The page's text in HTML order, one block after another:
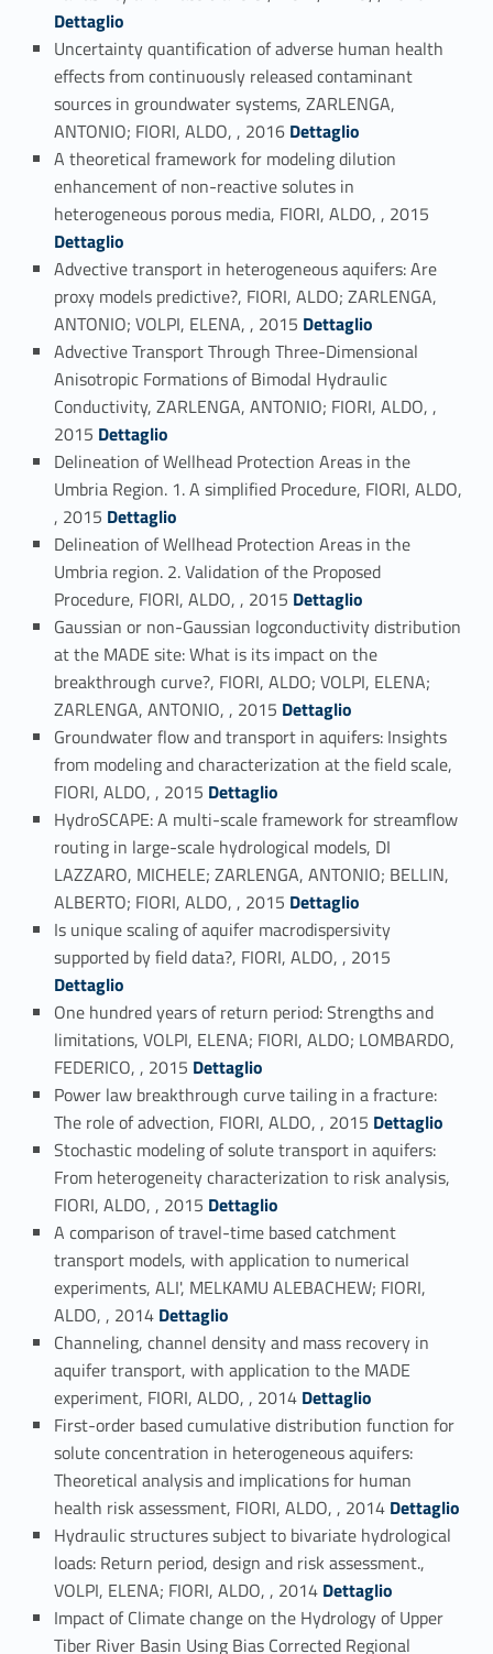
Dettaglio
Uncertainty quantification of adverse human health
effects from continuously released contaminant
sources in groundwater systems, ZARLENGA,
ANTONIO; FIORI, ALDO, , 2016 Link identifier #identifier_person_116514-63
Dettaglio
A theoretical framework for modeling dilution
enhancement of non-reactive solutes in
heterogeneous porous media, FIORI, ALDO, , 2015
Dettaglio
Advective transport in heterogeneous aquifers: Are
proxy models predictive?, FIORI, ALDO; ZARLENGA,
ANTONIO; VOLPI, ELENA, , 2015 Link identifier #identifier_person_84487-65
Dettaglio
Advective Transport Through Three-Dimensional
Anisotropic Formations of Bimodal Hydraulic
Conductivity, ZARLENGA, ANTONIO; FIORI, ALDO, ,
2015 Link identifier #identifier_person_22834-66
Dettaglio
Delineation of Wellhead Protection Areas in the
Umbria Region. 1. A simplified Procedure, FIORI, ALDO,
, 2015 Link identifier #identifier_person_11838-67
Dettaglio
Delineation of Wellhead Protection Areas in the
Umbria region. 2. Validation of the Proposed
Procedure, FIORI, ALDO, , 2015 Link identifier #identifier_person_169620-68
Dettaglio
Gaussian or non-Gaussian logconductivity distribution
at the MADE site: What is its impact on the
breakthrough curve?, FIORI, ALDO; VOLPI, ELENA;
ZARLENGA, ANTONIO, , 2015 Link identifier #identifier_person_59017-69
Dettaglio
Groundwater flow and transport in aquifers: Insights
from modeling and characterization at the field scale,
FIORI, ALDO, , 2015 Link identifier #identifier_person_83962-70
Dettaglio
HydroSCAPE: A multi-scale framework for streamflow
routing in large-scale hydrological models, DI
LAZZARO, MICHELE; ZARLENGA, ANTONIO; BELLIN,
ALBERTO; FIORI, ALDO, , 2015 Link identifier #identifier_person_106363-71
Dettaglio
Is unique scaling of aquifer macrodispersivity
supported by field data?, FIORI, ALDO, , 2015
Dettaglio
One hundred years of return period: Strengths and
limitations, VOLPI, ELENA; FIORI, ALDO; LOMBARDO,
FEDERICO, , 2015Link identifier #identifier_person_183732-73Dettaglio
Power law breakthrough curve tailing in a fracture:
The role of advection, FIORI, ALDO, , 2015 Link identifier #identifier_person_74260-74
Dettaglio
Stochastic modeling of solute transport in aquifers:
From heterogeneity characterization to risk analysis,
FIORI, ALDO, , 2015 Link identifier #identifier_person_86216-75
Dettaglio
A comparison of travel-time based catchment
transport models, with application to numerical
experiments, ALI', MELKAMU ALEBACHEW; FIORI,
ALDO, , 2014 Link identifier #identifier_person_171522-76
Dettaglio
Channeling, channel density and mass recovery in
aquifer transport, with application to the MADE
experiment, FIORI, ALDO, , 2014 Link identifier #identifier_person_177107-77
Dettaglio
First-order based cumulative distribution function for
solute concentration in heterogeneous aquifers:
Theoretical analysis and implications for human
health risk assessment, FIORI, ALDO, , 2014 Link identifier #identifier_person_148820-78
Dettaglio
Hydraulic structures subject to bivariate hydrological
loads: Return period, design and risk assessment.,
VOLPI, ELENA; FIORI, ALDO, , 2014 Link identifier #identifier_person_73474-79
Dettaglio
Impact of Climate change on the Hydrology of Upper
Tiber River Basin Using Bias Corrected Regional